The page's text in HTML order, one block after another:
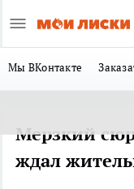
Мы ВКонтакте
Мерзкий
ждал